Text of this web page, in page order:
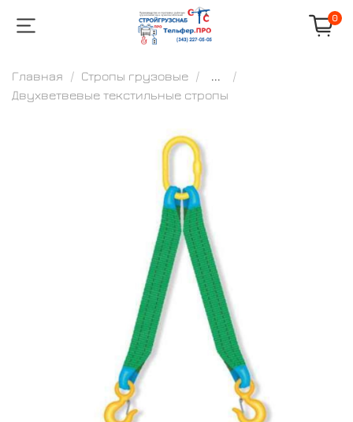
0
Главная Стропы грузовые
...
Двухветвевые текстильные стропы